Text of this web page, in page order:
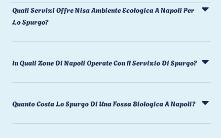
Quali Servizi Offre Nisa Ambiente Ecologica A Napoli Per
Lo Spurgo?
In Quali Zone Di Napoli Operate Con Il Servizio Di Spurgo?
Quanto Costa Lo Spurgo Di Una Fossa Biologica A Napoli?